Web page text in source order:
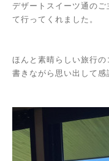
デザートスイーツ通の
て行ってくれました。
ほんと素晴らしい旅行の
書きながら思い出して感